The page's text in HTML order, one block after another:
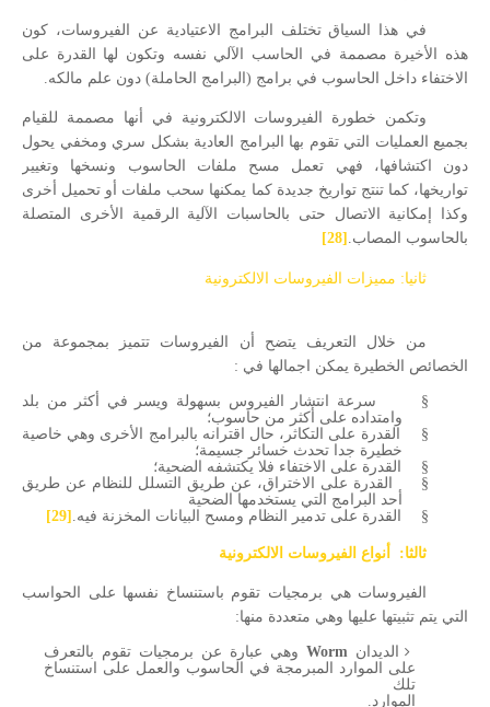
في هذا السياق تختلف البرامج الاعتيادية عن الفيروسات، كون
هذه الأخيرة مصممة في الحاسب الآلي نفسه وتكون لها القدرة على
الاختفاء داخل الحاسوب في برامج (البرامج الحاملة) دون علم مالكه.
وتكمن خطورة الفيروسات الالكترونية في أنها مصممة للقيام
بجميع العمليات التي تقوم بها البرامج العادية بشكل سري ومخفي يحول
دون اكتشافها، فهي تعمل مسح ملفات الحاسوب ونسخها وتغيير
تواريخها، كما تنتج تواريخ جديدة كما يمكنها سحب ملفات أو تحميل أخرى
وكذا إمكانية الاتصال حتى بالحاسبات الآلية الرقمية الأخرى المتصلة
بالحاسوب المصاب. [28]
ثانيا: مميزات الفيروسات الالكترونية
من خلال التعريف يتضح أن الفيروسات تتميز بمجموعة من
الخصائص الخطيرة يمكن اجمالها في :
§
سرعة انتشار الفيروس بسهولة ويسر في أكثر من بلد
وامتداده على أكثر من حاسوب؛
§
القدرة على التكاثر، حال اقترانه بالبرامج الأخرى وهي خاصية
خطيرة جدا تحدث خسائر جسيمة؛
§
القدرة على الاختفاء فلا يكتشفه الضحية؛
§
القدرة على الاختراق، عن طريق التسلل للنظام عن طريق
أحد البرامج التي يستخدمها الضحية
§
القدرة على تدمير النظام ومسح البيانات المخزنة فيه. [29]
ثالثا: أنواع الفيروسات الالكترونية
الفيروسات هي برمجيات تقوم باستنساخ نفسها على الحواسب
التي يتم تثبيتها عليها وهي متعددة منها:
الديدان Worm وهي عبارة عن برمجيات تقوم بالتعرف
على الموارد المبرمجة في الحاسوب والعمل على استنساخ
تلك
الموارد.